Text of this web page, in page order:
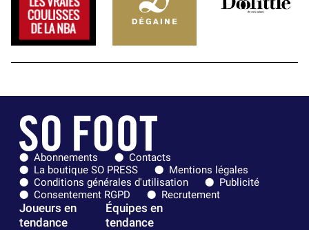
Abonnements
Contacts
La boutique SO PRESS
Mentions légales
Conditions générales d'utilisation
Publicité
Consentement RGPD
Recrutement
Joueurs en
tendance
Équipes en
tendance